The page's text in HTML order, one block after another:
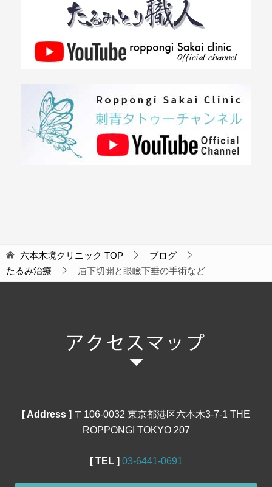
六本木境クリニック TOP
ブログ
たるみ治療
眉下切開と眼瞼下垂の手術など
[ Address ] 〒106‐0032 東京都港区六本木3-7-1 THE
ROPPONGI TOKYO 207
[ TEL ] 03‐6441‐0691